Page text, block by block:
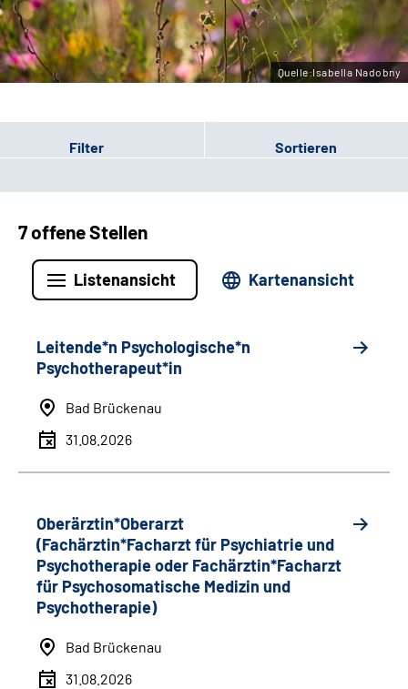
Leichte Sprache
Gebärdensprache
Quelle:Isabella Nadobny
Filter Sortieren
7 offene Stellen
Listenansicht Kartenansicht
Leitende*n Psychologische*n
Psychotherapeut*in
Bad Brückenau
31.08.2026
Oberärztin*Oberarzt
(Fachärztin*Facharzt für Psychiatrie und
Psychotherapie oder Fachärztin*Facharzt
für Psychosomatische Medizin und
Psychotherapie)
Bad Brückenau
31.08.2026